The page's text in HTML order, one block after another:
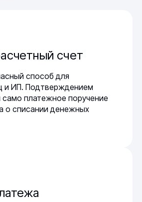
счет
способ для
и ИП. Подтверждением
само платежное поручение
о списании денежных